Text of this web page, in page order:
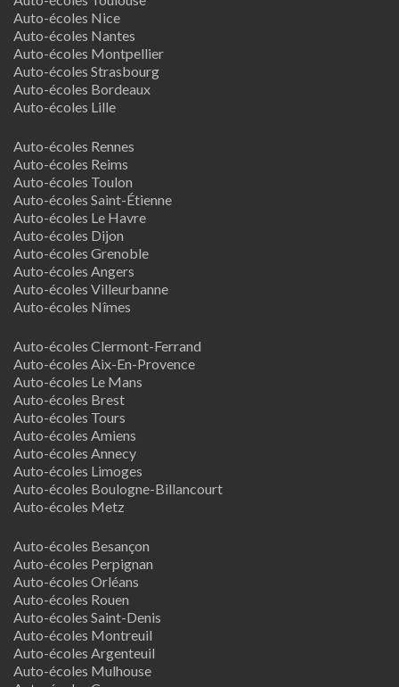
Auto-écoles Nice
Auto-écoles Nantes
Auto-écoles Montpellier
Auto-écoles Strasbourg
Auto-écoles Bordeaux
Auto-écoles Lille
Auto-écoles Rennes
Auto-écoles Reims
Auto-écoles Toulon
Auto-écoles Saint-Étienne
Auto-écoles Le Havre
Auto-écoles Dijon
Auto-écoles Grenoble
Auto-écoles Angers
Auto-écoles Villeurbanne
Auto-écoles Nîmes
Auto-écoles Clermont-Ferrand
Auto-écoles Aix-En-Provence
Auto-écoles Le Mans
Auto-écoles Brest
Auto-écoles Tours
Auto-écoles Amiens
Auto-écoles Annecy
Auto-écoles Limoges
Auto-écoles Boulogne-Billancourt
Auto-écoles Metz
Auto-écoles Besançon
Auto-écoles Perpignan
Auto-écoles Orléans
Auto-écoles Rouen
Auto-écoles Saint-Denis
Auto-écoles Montreuil
Auto-écoles Argenteuil
Auto-écoles Mulhouse